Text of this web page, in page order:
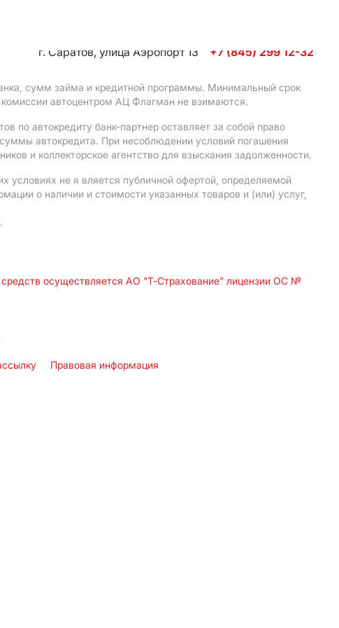
г. Саратов, улица Аэропорт 13
+7 (845) 299 12-32
сумм займа и кредитной программы. Минимальный срок
автоцентром АЦ Флагман не взимаются.
по автокредиту банк-партнер оставляет за собой право
автокредита. При несоблюдении условий погашения
и коллекторское агентство для взыскания задолженности.
условиях не я вляется публичной офертой, определяемой
о наличии и стоимости указанных товаров и (или) услуг,
средств осуществляется АО "Т-Страхование" лицензии ОС №
Правовая информация